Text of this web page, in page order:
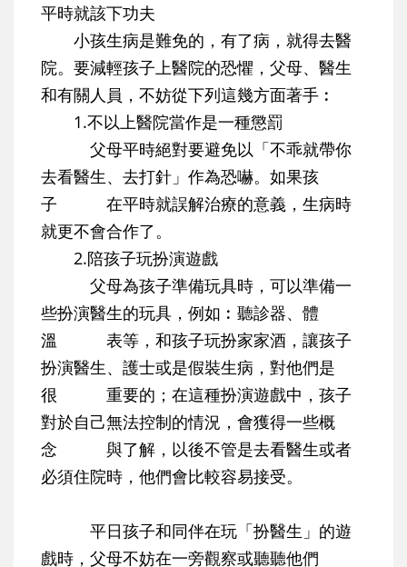
平時就該下功夫
小孩生病是難免的，有了病，就得去醫
院。要減輕孩子上醫院的恐懼，父母、醫生
和有關人員，不妨從下列這幾方面著手︰
1.不以上醫院當作是一種懲罰
父母平時絕對要避免以「不乖就帶你
去看醫生、去打針」作為恐嚇。如果孩
子 在平時就誤解治療的意義，生病時
就更不會合作了。
2.陪孩子玩扮演遊戲
父母為孩子準備玩具時，可以準備一
些扮演醫生的玩具，例如︰聽診器、體
溫 表等，和孩子玩扮家家酒，讓孩子
扮演醫生、護士或是假裝生病，對他們是
很 重要的；在這種扮演遊戲中，孩子
對於自己無法控制的情況，會獲得一些概
念 與了解，以後不管是去看醫生或者
必須住院時，他們會比較容易接受。
平日孩子和同伴在玩「扮醫生」的遊
戲時，父母不妨在一旁觀察或聽聽他們